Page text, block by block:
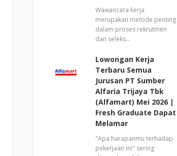
Wawancara kerja
merupakan metode penting
dalam proses rekrutmen
dan seleks…
Lowongan Kerja
Terbaru Semua
Jurusan PT Sumber
Alfaria Trijaya Tbk
(Alfamart) Mei 2026 |
Fresh Graduate Dapat
Melamar
"Apa harapanmu terhadap
pekerjaan ini" sering